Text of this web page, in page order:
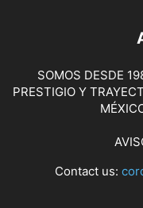
SOMOS DESDE
PRESTIGIO Y
Contact us: